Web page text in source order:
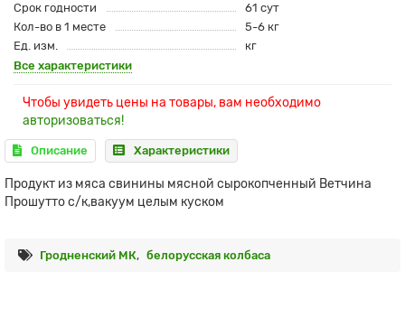
Срок годности
61 сут
Кол-во в 1 месте
5-6 кг
Ед. изм.
кг
Все характеристики
Чтобы увидеть цены на товары, вам необходимо
авторизоваться!
Описание Характеристики
Продукт из мяса свинины мясной сырокопченный Ветчина
Прошутто с/к,вакуум целым куском
Гродненский МК, белорусская колбаса